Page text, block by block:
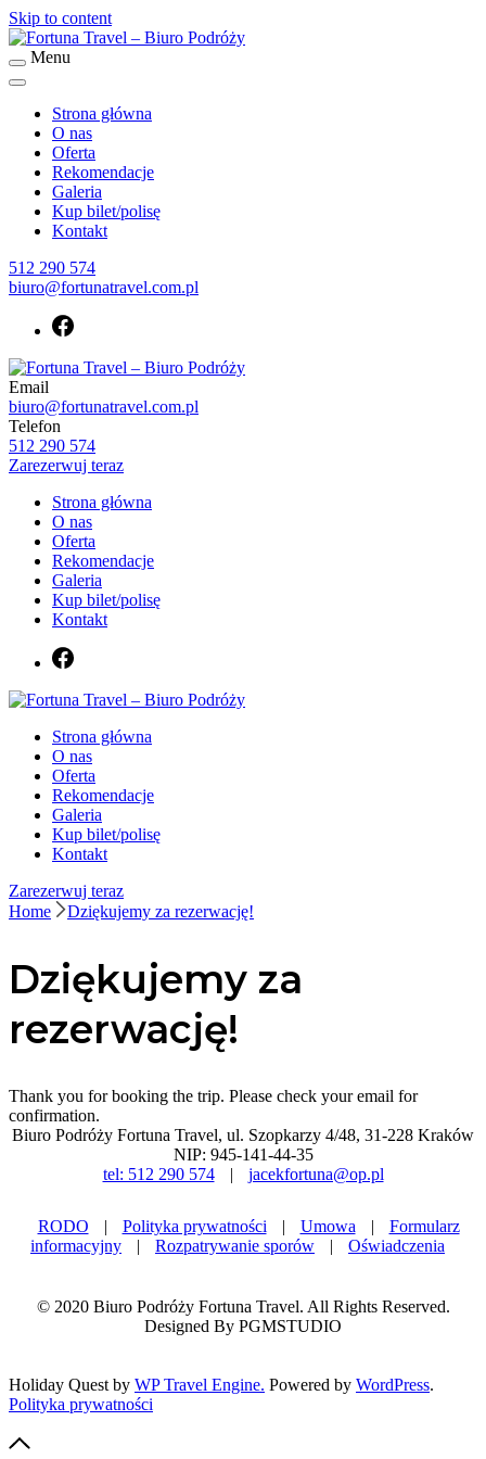
Skip to content
Fortuna Travel – Biuro Podróży
Menu
Strona główna
O nas
Oferta
Rekomendacje
Galeria
Kup bilet/polisę
Kontakt
512 290 574
biuro@fortunatravel.com.pl
Fortuna Travel – Biuro Podróży
Biuro podróży Fortuna Travel
Email
biuro@fortunatravel.com.pl
Telefon
512 290 574
Zarezerwuj teraz
Strona główna
O nas
Oferta
Rekomendacje
Galeria
Kup bilet/polisę
Kontakt
Fortuna Travel – Biuro Podróży
Biuro podróży Fortuna Travel
Strona główna
O nas
Oferta
Rekomendacje
Galeria
Kup bilet/polisę
Kontakt
Zarezerwuj teraz
Home
Dziękujemy za rezerwację!
Dziękujemy za
rezerwację!
Thank you for booking the trip. Please check your email for
confirmation.
Biuro Podróży Fortuna Travel, ul. Szopkarzy 4/48, 31-228 Kraków
NIP: 945-141-44-35
tel: 512 290 574
| jacekfortuna@op.pl
RODO | Polityka prywatności | Umowa |
Formularz
informacyjny
| Rozpatrywanie sporów | Oświadczenia
© 2020 Biuro Podróży Fortuna Travel. All Rights Reserved.
Designed By PGMSTUDIO
Holiday Quest by WP Travel Engine. Powered by WordPress.
Polityka prywatności